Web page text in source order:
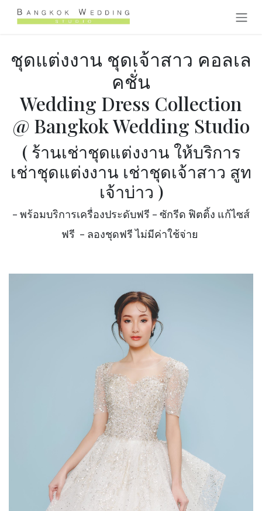
Skip to Content
ชุดแต่งงาน ชุดเจ้าสาว คอลเล
คชั่น
Wedding Dress Collection
@ Bangkok Wedding Studio
( ร้านเช่าชุดแต่งงาน ให้บริการ
เช่าชุดแต่งงาน เช่าชุดเจ้าสาว สูท
เจ้าบ่าว )
- พร้อมบริการเครื่องประดับฟรี - ซักรีด ฟิตติ้ง แก้ไซส์
ฟรี - ลองชุดฟรี ไม่มีค่าใช้จ่าย